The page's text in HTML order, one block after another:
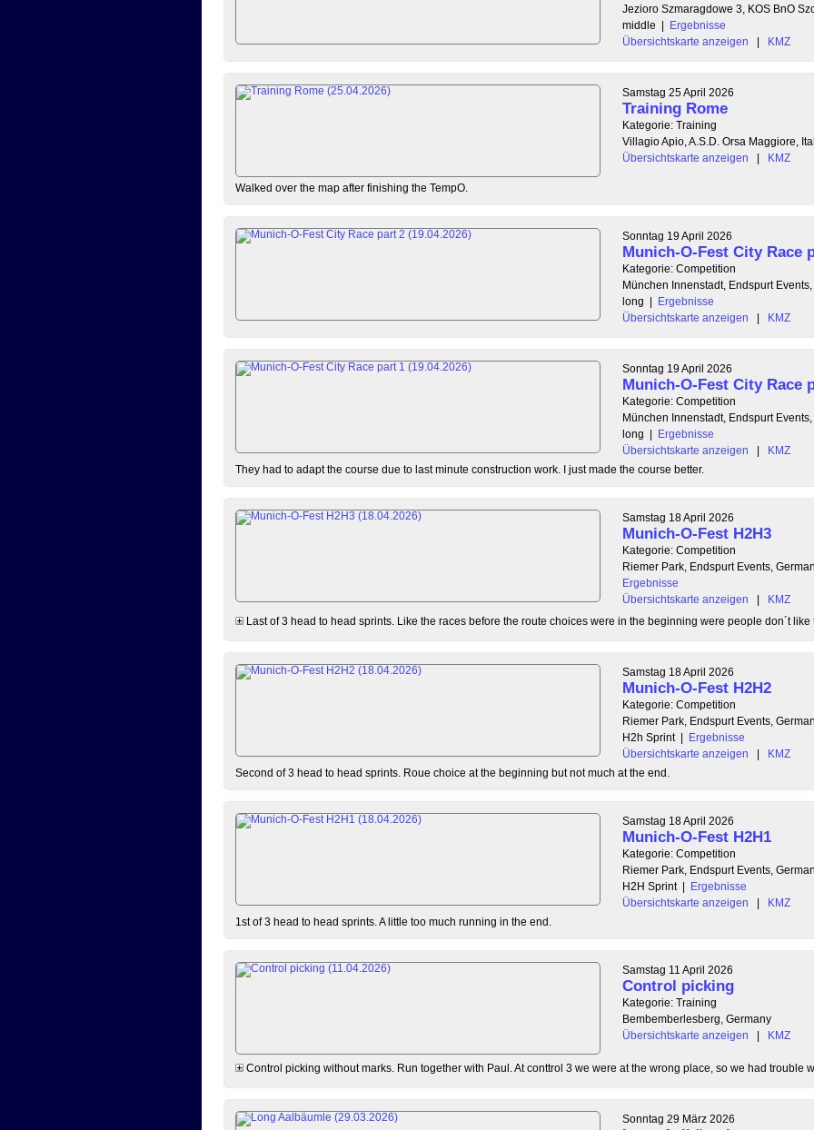
Jezioro Szmaragdowe 3, KOS BnO
middle | Ergebnisse
Übersichtskarte anzeigen
| KMZ
Samstag 25 April 2026
Training Rome
Kategorie: Training
Villagio Apio, A.S.D. Orsa Maggiore,
Übersichtskarte anzeigen
| KMZ
Walked over the map after finishing the TempO.
Sonntag 19 April 2026
Munich-O-Fest City Race
Kategorie: Competition
München Innenstadt, Endspurt
long | Ergebnisse
Übersichtskarte anzeigen
| KMZ
Sonntag 19 April 2026
Munich-O-Fest City Race
Kategorie: Competition
München Innenstadt, Endspurt
long | Ergebnisse
Übersichtskarte anzeigen
|
KMZ
They had to adapt the course due to last minute construction work. I just made the course better.
Samstag 18 April 2026
Munich-O-Fest H2H3
Kategorie: Competition
Riemer Park, Endspurt Events,
Ergebnisse
Übersichtskarte anzeigen
|
KMZ
Last of 3 head to head sprints. Like the races before the route choices were in the beginning were people don´t like
Samstag 18 April 2026
Munich-O-Fest H2H2
Kategorie: Competition
Riemer Park, Endspurt Events,
H2h Sprint | Ergebnisse
Übersichtskarte anzeigen
|
KMZ
Second of 3 head to head sprints. Roue choice at the beginning but not much at the end.
Samstag 18 April 2026
Munich-O-Fest H2H1
Kategorie: Competition
Riemer Park, Endspurt Events,
H2H Sprint | Ergebnisse
Übersichtskarte anzeigen
|
KMZ
1st of 3 head to head sprints. A little too much running in the end.
Samstag 11 April 2026
Control picking
Kategorie: Training
Bembemberlesberg, Germany
Übersichtskarte anzeigen
| KMZ
Control picking without marks. Run together with Paul. At conttrol 3 we were at the wrong place, so we had trouble
Sonntag 29 März 2026